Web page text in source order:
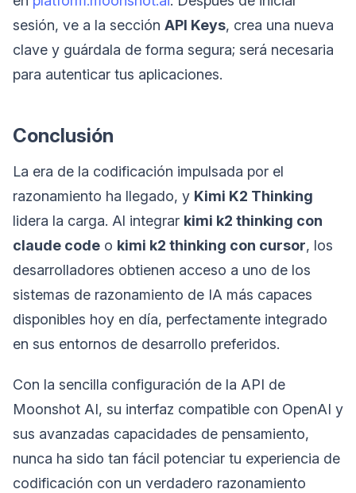
sesión, ve a la sección API Keys, crea una nueva
clave y guárdala de forma segura; será necesaria
para autenticar tus aplicaciones.
Conclusión
La era de la codificación impulsada por el
razonamiento ha llegado, y Kimi K2 Thinking
lidera la carga. Al integrar kimi k2 thinking con
claude code o kimi k2 thinking con cursor, los
desarrolladores obtienen acceso a uno de los
sistemas de razonamiento de IA más capaces
disponibles hoy en día, perfectamente integrado
en sus entornos de desarrollo preferidos.
Con la sencilla configuración de la API de
Moonshot AI, su interfaz compatible con OpenAI y
sus avanzadas capacidades de pensamiento,
nunca ha sido tan fácil potenciar tu experiencia de
codificación con un verdadero razonamiento